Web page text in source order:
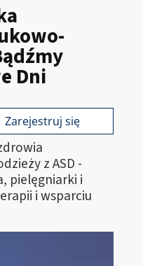
Dni
Zarejestruj się
z ASD -
pielęgniarki i
i wsparciu